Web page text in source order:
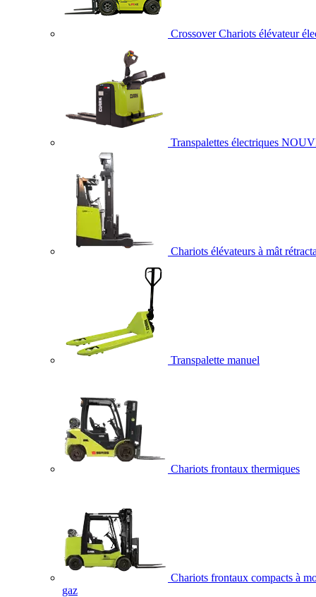
Crossover Chariots élévateur
Transpalettes électriques
Chariots élévateurs à mât
Transpalette manuel
Chariots frontaux thermiques
Chariots frontaux compacts à
gaz